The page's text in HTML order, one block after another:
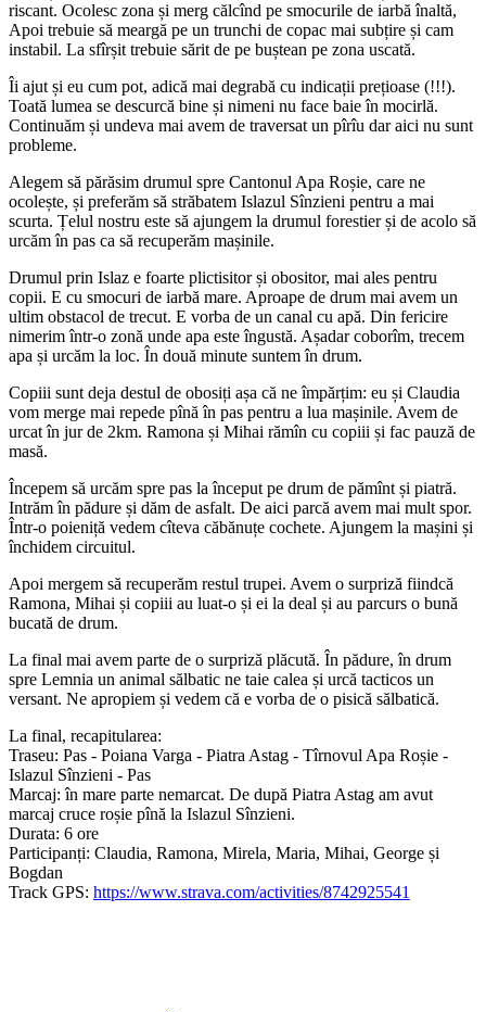
riscant. Ocolesc zona și merg călcînd pe smocurile de iarbă înaltă,
Apoi trebuie să meargă pe un trunchi de copac mai subțire și cam
instabil. La sfîrșit trebuie sărit de pe buștean pe zona uscată.
Îi ajut și eu cum pot, adică mai degrabă cu indicații prețioase (!!!).
Toată lumea se descurcă bine și nimeni nu face baie în mocirlă.
Continuăm și undeva mai avem de traversat un pîrîu dar aici nu sunt
probleme.
Alegem să părăsim drumul spre Cantonul Apa Roșie, care ne
ocolește, și preferăm să străbatem Islazul Sînzieni pentru a mai
scurta. Țelul nostru este să ajungem la drumul forestier și de acolo să
urcăm în pas ca să recuperăm mașinile.
Drumul prin Islaz e foarte plictisitor și obositor, mai ales pentru
copii. E cu smocuri de iarbă mare. Aproape de drum mai avem un
ultim obstacol de trecut. E vorba de un canal cu apă. Din fericire
nimerim într-o zonă unde apa este îngustă. Așadar coborîm, trecem
apa și urcăm la loc. În două minute suntem în drum.
Copiii sunt deja destul de obosiți așa că ne împărțim: eu și Claudia
vom merge mai repede pînă în pas pentru a lua mașinile. Avem de
urcat în jur de 2km. Ramona și Mihai rămîn cu copiii și fac pauză de
masă.
Începem să urcăm spre pas la început pe drum de pămînt și piatră.
Intrăm în pădure și dăm de asfalt. De aici parcă avem mai mult spor.
Într-o poieniță vedem cîteva căbănuțe cochete. Ajungem la mașini și
închidem circuitul.
Apoi mergem să recuperăm restul trupei. Avem o surpriză fiindcă
Ramona, Mihai și copiii au luat-o și ei la deal și au parcurs o bună
bucată de drum.
La final mai avem parte de o surpriză plăcută. În pădure, în drum
spre Lemnia un animal sălbatic ne taie calea și urcă tacticos un
versant. Ne apropiem și vedem că e vorba de o pisică sălbatică.
La final, recapitularea:
Traseu: Pas - Poiana Varga - Piatra Astag - Tîrnovul Apa Roșie -
Islazul Sînzieni - Pas
Marcaj: în mare parte nemarcat. De după Piatra Astag am avut
marcaj cruce roșie pînă la Islazul Sînzieni.
Durata: 6 ore
Participanți: Claudia, Ramona, Mirela, Maria, Mihai, George și
Bogdan
Track GPS: https://www.strava.com/activities/8742925541